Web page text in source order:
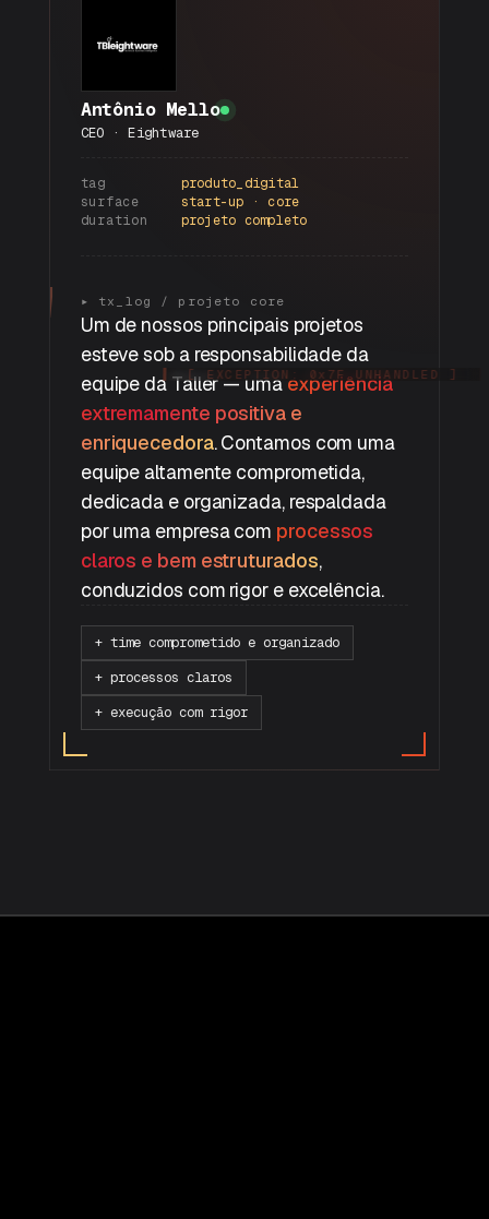
Antônio Mello
CEO · Eightware
tag
produto_digital
surface
start-up · core
duration
projeto completo
▸ tx_log / projeto core
"
Um de nossos principais projetos
esteve sob a responsabilidade da
equipe da Taller — umaexperiência
extremamente positiva e
enriquecedora. Contamos com uma
equipe altamente comprometida,
dedicada e organizada, respaldada
por uma empresa com processos
claros e bem estruturados,
conduzidos com rigor e excelência.
+ time comprometido e organizado
+ processos claros
+ execução com rigor